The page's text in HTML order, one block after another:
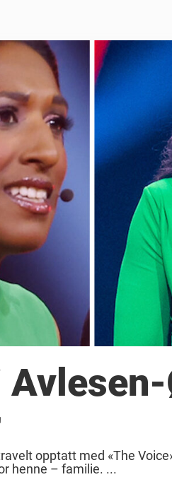
opptatt med «The
henne – familie. ...